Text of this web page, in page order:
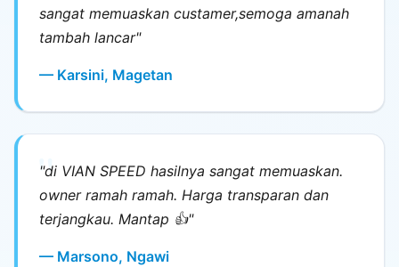
sangat memuaskan custamer,semoga amanah
tambah lancar"
— Karsini, Magetan
"di VIAN SPEED hasilnya sangat memuaskan.
owner ramah ramah. Harga transparan dan
terjangkau. Mantap 👍"
— Marsono, Ngawi